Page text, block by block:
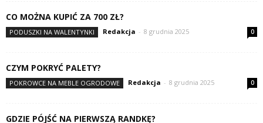
CO MOŻNA KUPIĆ ZA 700 ZŁ?
PODUSZKI NA WALENTYNKI Redakcja - 8 grudnia 2025 0
CZYM POKRYĆ PALETY?
POKROWCE NA MEBLE OGRODOWE Redakcja - 8 grudnia 2025 0
GDZIE PÓJŚĆ NA PIERWSZĄ RANDKĘ?